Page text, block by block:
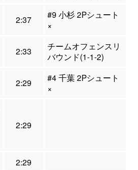
2:37
#9 小杉 2Pシュート
×
2:33
チームオフェンスリ
バウンド(1-1-2)
2:29
#4 千葉 2Pシュート
×
2:29
2:29